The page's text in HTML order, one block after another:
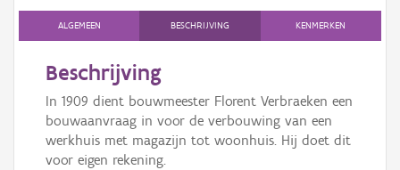
ALGEMEEN BESCHRIJVING KENMERKEN
Beschrijving
In 1909 dient bouwmeester Florent Verbraeken een
bouwaanvraag in voor de verbouwing van een
werkhuis met magazijn tot woonhuis. Hij doet dit
voor eigen rekening.